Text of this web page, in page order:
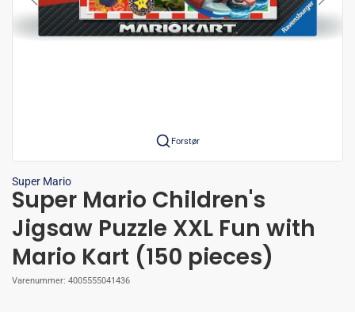
Forstør
Super Mario
Super Mario Children's
Jigsaw Puzzle XXL Fun with
Mario Kart (150 pieces)
Varenummer: 4005555041436